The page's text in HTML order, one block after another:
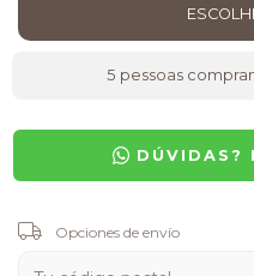
5 pessoas
DÚVIDAS?
Entregas para el CP:
Opciones de envío